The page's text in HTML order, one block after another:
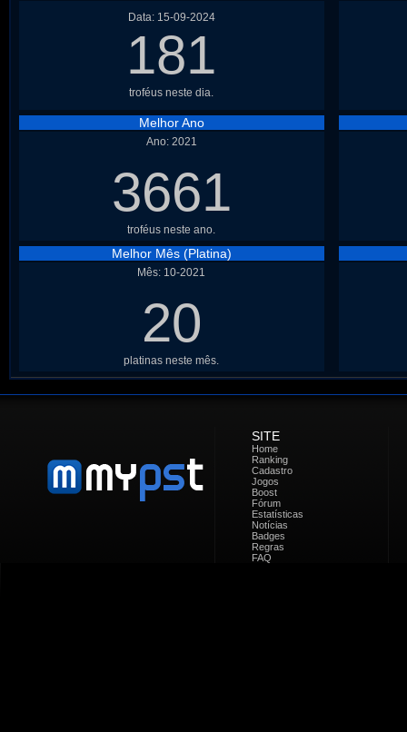
Data: 15-09-2024
181
troféus neste dia.
Melhor Ano
Ano: 2021
3661
troféus neste ano.
Melhor Mês (Platina)
Mês: 10-2021
20
platinas neste mês.
SITE
Home
Ranking
Cadastro
Jogos
Boost
Fórum
Estatísticas
Notícias
Badges
Regras
FAQ